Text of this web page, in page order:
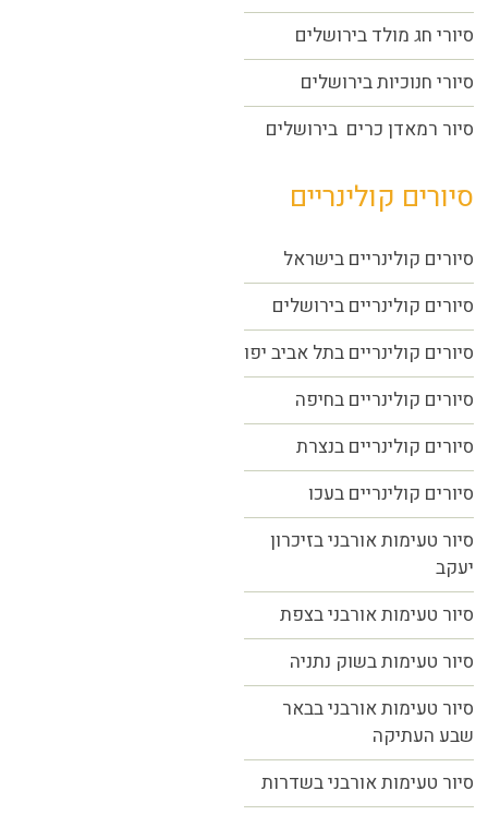
סיורי חג מולד בירושלים
סיורי חנוכיות בירושלים
סיור רמאדן כרים בירושלים
סיורים קולינריים
סיורים קולינריים בישראל
סיורים קולינריים בירושלים
סיורים קולינריים בתל אביב יפו
סיורים קולינריים בחיפה
סיורים קולינריים בנצרת
סיורים קולינריים בעכו
סיור טעימות אורבני בזיכרון
יעקב
סיור טעימות אורבני בצפת
סיור טעימות בשוק נתניה
סיור טעימות אורבני בבאר
שבע העתיקה
סיור טעימות אורבני בשדרות